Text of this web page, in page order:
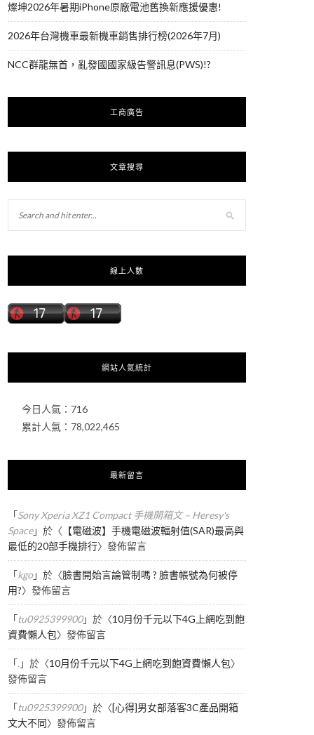
燦坤2026年暑期iPhone原廠電池舊換新應援優惠!
2026年台灣機車最新機車銷售排行榜(2026年7月)
NCC群龍無首，亂發國國家級告警訊息(PWS)!?
工商廣告
文章搜尋
線上人數
網站人氣統計
今日人氣： 716
累計人氣： 78,022,465
最新留言
「Sony Xperia XZ1 Compact 手機開箱文 – Heresy's
Space」於〈 【電磁波】手機電磁波輻射值(SAR)最高與
最低的20部手機排行〉發佈留言
「kgo」於〈臉書開始言論管制嗎 ? 臉書帳號為何被停
用?〉發佈留言
「tu0925399900」於〈10月份千元以下4G上網吃到飽
資費懶人包〉發佈留言
「.」於〈10月份千元以下4G上網吃到飽資費懶人包〉
發佈留言
「tu0925399900」於〈[心得]男女部落客3C產品開箱
文大不同〉發佈留言